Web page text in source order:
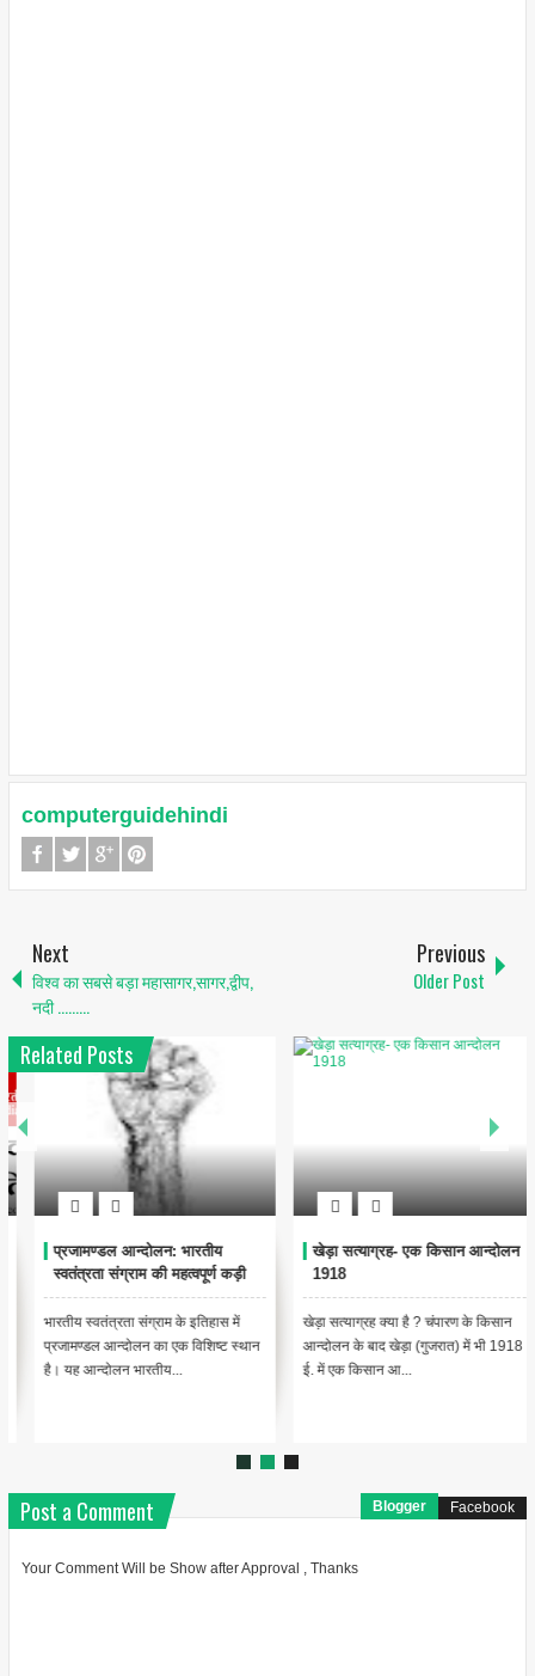
computerguidehindi
Next
विश्व का सबसे बड़ा महासागर,सागर,द्वीप,
नदी .........
Previous
Older Post
Related Posts
प्रजामण्डल आन्दोलन: भारतीय
स्वतंत्रता संग्राम की महत्वपूर्ण कड़ी
भारतीय स्वतंत्रता संग्राम के इतिहास में
प्रजामण्डल आन्दोलन का एक विशिष्ट स्थान
है। यह आन्दोलन भारतीय...
खेड़ा सत्याग्रह- एक किसान आन्दोलन
1918
खेड़ा सत्याग्रह क्या है ? चंपारण के किसान
आन्दोलन के बाद खेड़ा (गुजरात) में भी 1918
ई. में एक किसान आ...
Post a Comment Blogger Facebook
Your Comment Will be Show after Approval , Thanks